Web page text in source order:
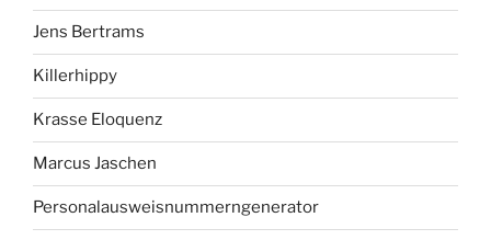
Jens Bertrams
Killerhippy
Krasse Eloquenz
Marcus Jaschen
Personalausweisnummerngenerator